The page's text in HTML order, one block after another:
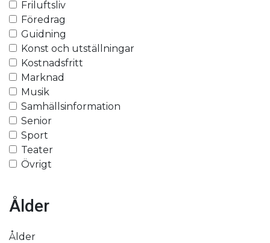
Friluftsliv
Föredrag
Guidning
Konst och utställningar
Kostnadsfritt
Marknad
Musik
Samhällsinformation
Senior
Sport
Teater
Övrigt
Ålder
Ålder